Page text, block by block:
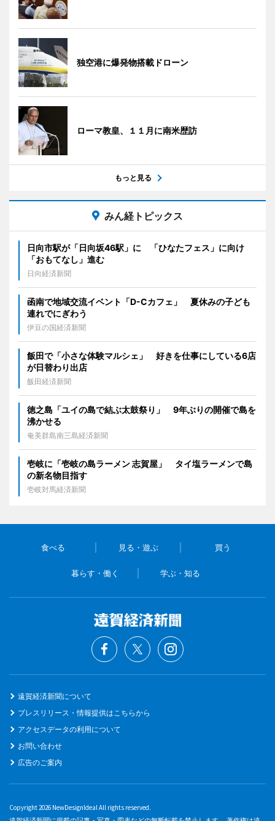
独空港に爆発物搭載ドローン
ローマ教皇、１１月に南米歴訪
もっと見る
みん経トピックス
日向市駅が「日向坂46駅」に 「ひなたフェス」に向け
「おもてなし」進む
日向経済新聞
函南で地域交流イベント「D-Cカフェ」 夏休みの子ども
連れでにぎわう
伊豆の国経済新聞
飯田で「小さな体験マルシェ」 好きを仕事にしている6店
が日替わり出店
飯田経済新聞
徳之島「ユイの島で結ぶ太鼓祭り」 9年ぶりの開催で島を
沸かせる
奄美群島南三島経済新聞
壱岐に「壱岐の島ラーメン 志賀屋」 タイ塩ラーメンで島
の新名物目指す
壱岐対馬経済新聞
食べる 見る・遊ぶ 買う
暮らす・働く 学ぶ・知る
遠賀経済新聞について
プレスリリース・情報提供はこちらから
アクセスデータの利用について
お問い合わせ
広告のご案内
Copyright 2026 NewDesignIdeal All rights reserved.